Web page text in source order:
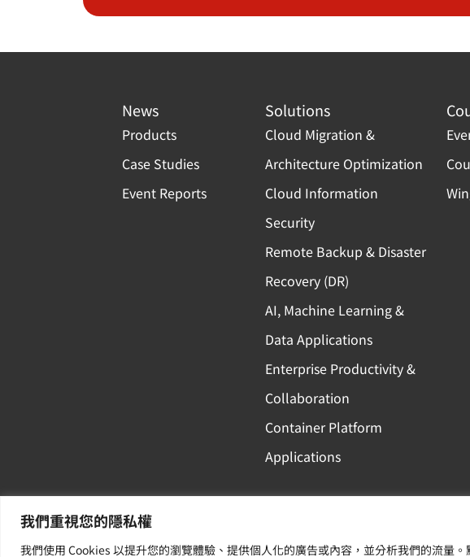
我們重視您的隱私權
我們使用 Cookies 以提升您的瀏覽體驗、提供個人化的廣告或內容，並分析我們的流量
面
結
News
Products
Case Studies
Event Reports
Solutions
Cloud Migration &
Architecture Optimization
Cloud Information
Security
Remote Backup & Disaster
Recovery (DR)
AI, Machine Learning &
Data Applications
Enterprise Productivity &
Collaboration
Container Platform
Applications